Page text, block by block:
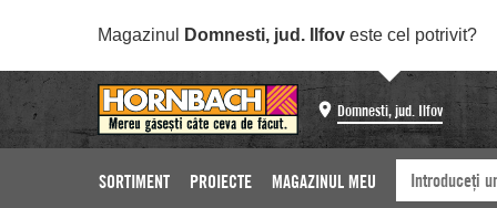
Magazinul Domnesti, jud. Ilfov este cel potrivit?
Domnesti, jud. Ilfov
SORTIMENT PROIECTE MAGAZINUL MEU